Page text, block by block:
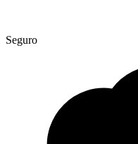
Seguro